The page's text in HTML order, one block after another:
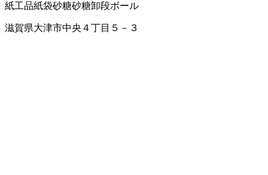
紙工品紙袋砂糖砂糖卸段ボール
滋賀県大津市中央４丁目５－３